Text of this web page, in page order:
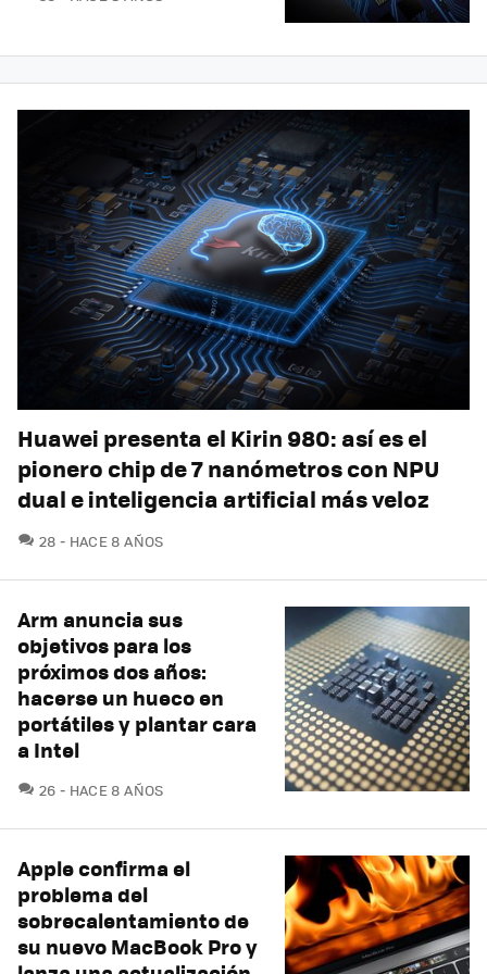
Huawei presenta el Kirin 980: así es el
pionero chip de 7 nanómetros con NPU
dual e inteligencia artificial más veloz
28 COMENTARIOS
HACE 8 AÑOS
Arm anuncia sus
objetivos para los
próximos dos años:
hacerse un hueco en
portátiles y plantar cara
a Intel
26 COMENTARIOS
HACE 8 AÑOS
Apple confirma el
problema del
sobrecalentamiento de
su nuevo MacBook Pro y